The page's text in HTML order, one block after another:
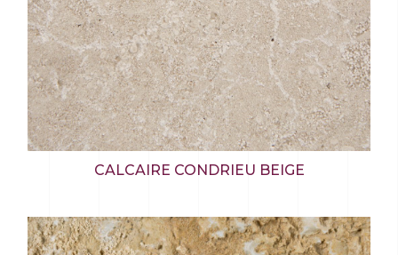
CALCAIRE CONDRIEU BEIGE